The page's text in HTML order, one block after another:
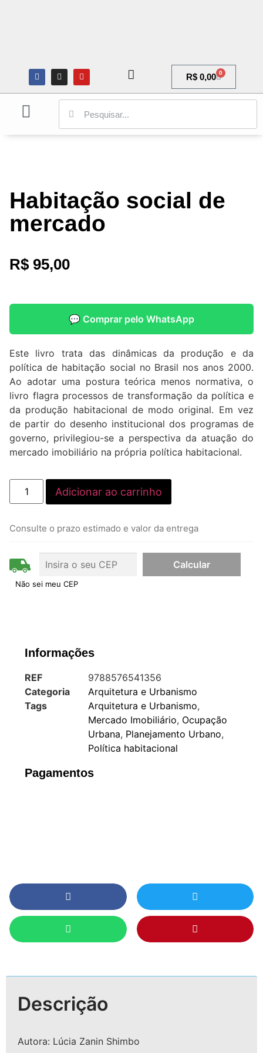
R$ 0,00 0
Habitação social de
mercado
R$ 95,00
💬 Comprar pelo WhatsApp
Este livro trata das dinâmicas da produção e da
política de habitação social no Brasil nos anos 2000.
Ao adotar uma postura teórica menos normativa, o
livro flagra processos de transformação da política e
da produção habitacional de modo original. Em vez
de partir do desenho institucional dos programas de
governo, privilegiou-se a perspectiva da atuação do
mercado imobiliário na própria política habitacional.
Adicionar ao carrinho
Consulte o prazo estimado e valor da entrega
Não sei meu CEP
Informações
REF
9788576541356
Categoria
Arquitetura e Urbanismo
Tags
Arquitetura e Urbanismo,
Mercado Imobiliário, Ocupação
Urbana, Planejamento Urbano,
Política habitacional
Pagamentos
Descrição
Autora: Lúcia Zanin Shimbo